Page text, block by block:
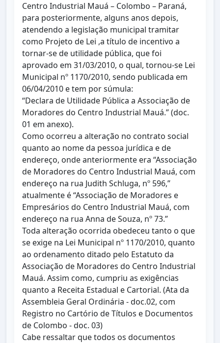
Centro Industrial Mauá – Colombo – Paraná,
para posteriormente, alguns anos depois,
atendendo a legislação municipal tramitar
como Projeto de Lei ,a título de incentivo a
tornar-se de utilidade pública, que foi
aprovado em 31/03/2010, o qual, tornou-se Lei
Municipal nº 1170/2010, sendo publicada em
06/04/2010 e tem por súmula:
“Declara de Utilidade Pública a Associação de
Moradores do Centro Industrial Mauá.” (doc.
01 em anexo).
Como ocorreu a alteração no contrato social
quanto ao nome da pessoa jurídica e de
endereço, onde anteriormente era “Associação
de Moradores do Centro Industrial Mauá, com
endereço na rua Judith Schluga, nº 596,”
atualmente é “Associação de Moradores e
Empresários do Centro Industrial Mauá, com
endereço na rua Anna de Souza, nº 73.”
Toda alteração ocorrida obedeceu tanto o que
se exige na Lei Municipal nº 1170/2010, quanto
ao ordenamento ditado pelo Estatuto da
Associação de Moradores do Centro Industrial
Mauá. Assim como, cumpriu as exigências
quanto a Receita Estadual e Cartorial. (Ata da
Assembleia Geral Ordinária - doc.02, com
Registro no Cartório de Títulos e Documentos
de Colombo - doc. 03)
Cabe ressaltar que todos os documentos